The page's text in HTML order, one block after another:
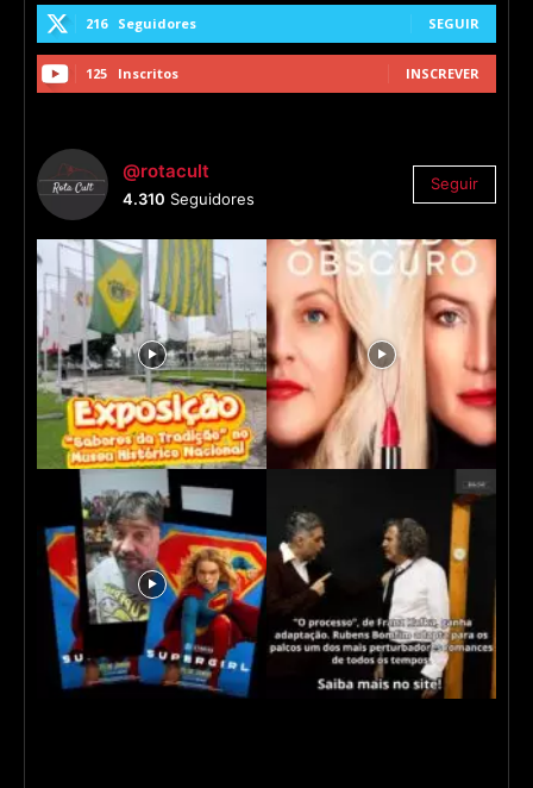
216 Seguidores SEGUIR
125 Inscritos INSCREVER
@rotacult
4.310 Seguidores
Seguir